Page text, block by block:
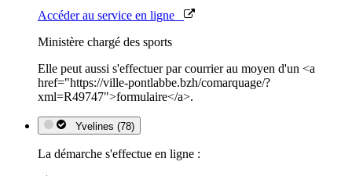
Accéder au service en ligne
Ministère chargé des sports
Elle peut aussi s'effectuer par courrier au moyen d'un <a
href="https://ville-pontlabbe.bzh/comarquage/?
xml=R49747">formulaire</a>.
Yvelines (78)
La démarche s'effectue en ligne :